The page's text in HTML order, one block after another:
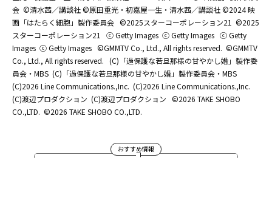
会 ©清水茜／講談社 ©原田重光・初嘉屋一生・清水茜／講談社 ©2024 映
画「はたらく細胞」製作委員会 ©2025スターコーポレーション21 ©2025
スターコーポレーション21
ⓒ Getty Images ⓒ Getty Images ⓒ Getty
Images ⓒ Getty Images ©GMMTV Co., Ltd., All rights reserved. ©GMMTV
Co., Ltd., All rights reserved. (C)「過保護な若旦那様の甘やかし婚」製作委
員会・MBS (C)「過保護な若旦那様の甘やかし婚」製作委員会・MBS
(C)2026 Line Communications.,Inc. (C)2026 Line Communications.,Inc.
(C)渡辺プロダクション (C)渡辺プロダクション ©2026 TAKE SHOBO
CO.,LTD. ©2026 TAKE SHOBO CO.,LTD.
おすすめ情報